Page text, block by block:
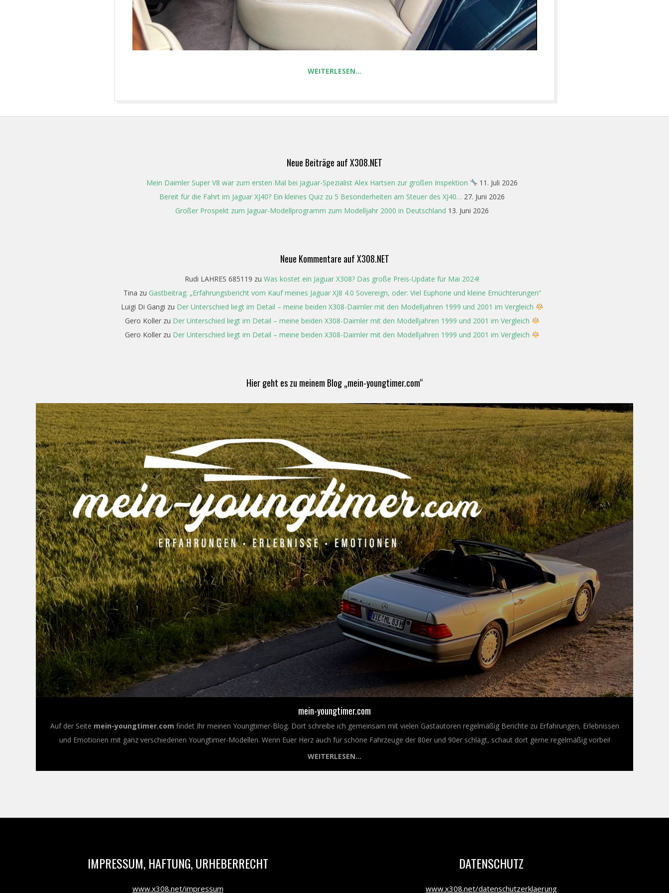
WEITERLESEN…
Neue Beiträge auf X308.NET
Mein Daimler Super V8 war zum ersten Mal bei Jaguar-Spezialist Alex Hartsen zur großen Inspektion
11. Juli 2026
Bereit für die Fahrt im Jaguar XJ40? Ein kleines Quiz zu 5 Besonderheiten am Steuer des XJ40… 27. Juni 2026
Großer Prospekt zum Jaguar-Modellprogramm zum Modelljahr 2000 in Deutschland 13. Juni 2026
Neue Kommentare auf X308.NET
Rudi LAHRES 685119 zu Was kostet ein Jaguar X308? Das große Preis-Update für Mai 2024!
Tina zu Gastbeitrag: „Erfahrungsbericht vom Kauf meines Jaguar XJ8 4.0 Sovereign, oder: Viel Euphorie und kleine Ernüchterungen“
Luigi Di Gangi zu Der Unterschied liegt im Detail – meine beiden X308-Daimler mit den Modelljahren 1999 und 2001 im Vergleich
Gero Kollerzu Der Unterschied liegt im Detail – meine beiden X308-Daimler mit den Modelljahren 1999 und 2001 im Vergleich
Gero Kollerzu Der Unterschied liegt im Detail – meine beiden X308-Daimler mit den Modelljahren 1999 und 2001 im Vergleich
Hier geht es zu meinem Blog „mein-youngtimer.com“
mein-youngtimer.com
Auf der Seite mein-youngtimer.com findet Ihr meinen Youngtimer-Blog. Dort schreibe ich gemeinsam mit vielen Gastautoren regelmäßig Berichte zu Erfahrungen, Erlebnissen
und Emotionen mit ganz verschiedenen Youngtimer-Modellen. Wenn Euer Herz auch für schöne Fahrzeuge der 80er und 90er schlägt, schaut dort gerne regelmäßig vorbei!
WEITERLESEN...
IMPRESSUM, HAFTUNG, URHEBERRECHT
www.x308.net/impressum
DATENSCHUTZ
www.x308.net/datenschutzerklaerung